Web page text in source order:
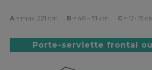
A = max. 221 cm. B = 46 – 51 cm. C = 12- 15
Porte-serviette frontal